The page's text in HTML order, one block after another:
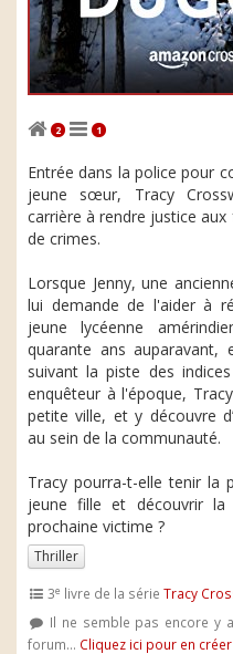
2 1
Entrée dans la police pour
jeune sœur, Tracy
carrière à rendre justice
de crimes.
Lorsque Jenny, une
lui demande de l'aider à
jeune lycéenne
quarante ans auparavant,
suivant la piste des
enquêteur à l'époque,
petite ville, et y découvre
au sein de la communauté.
Tracy pourra-t-elle tenir la
jeune fille et découvrir
prochaine victime ?
Thriller
3e livre de la sérieTracy
Il ne semble pas encore y
forum... Cliquez ici pour en créer